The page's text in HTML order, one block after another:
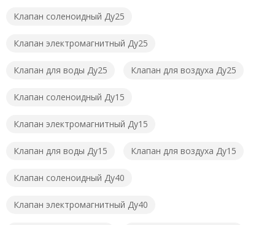
Клапан соленоидный Ду25
Клапан электромагнитный Ду25
Клапан для воды Ду25 Клапан для воздуха Ду25
Клапан соленоидный Ду15
Клапан электромагнитный Ду15
Клапан для воды Ду15 Клапан для воздуха Ду15
Клапан соленоидный Ду40
Клапан электромагнитный Ду40